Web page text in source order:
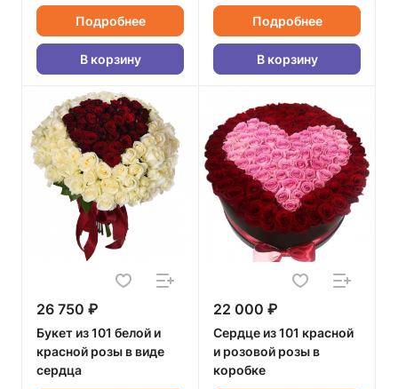
Подробнее
В корзину
Подробнее
В корзину
26 750 ₽
Букет из 101 белой и
красной розы в виде
сердца
22 000 ₽
Сердце из 101 красной
и розовой розы в
коробке